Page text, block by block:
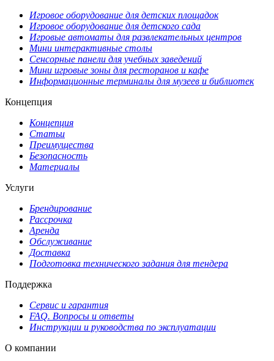
Игровое оборудование для детских площадок
Игровое оборудование для детского сада
Игровые автоматы для развлекательных центров
Мини интерактивные столы
Сенсорные панели для учебных заведений
Мини игровые зоны для ресторанов и кафе
Информационные терминалы для музеев и библиотек
Концепция
Концепция
Статьи
Преимущества
Безопасность
Материалы
Услуги
Брендирование
Рассрочка
Аренда
Обслуживание
Доставка
Подготовка технического задания для тендера
Поддержка
Сервис и гарантия
FAQ. Вопросы и ответы
Инструкции и руководства по эксплуатации
О компании